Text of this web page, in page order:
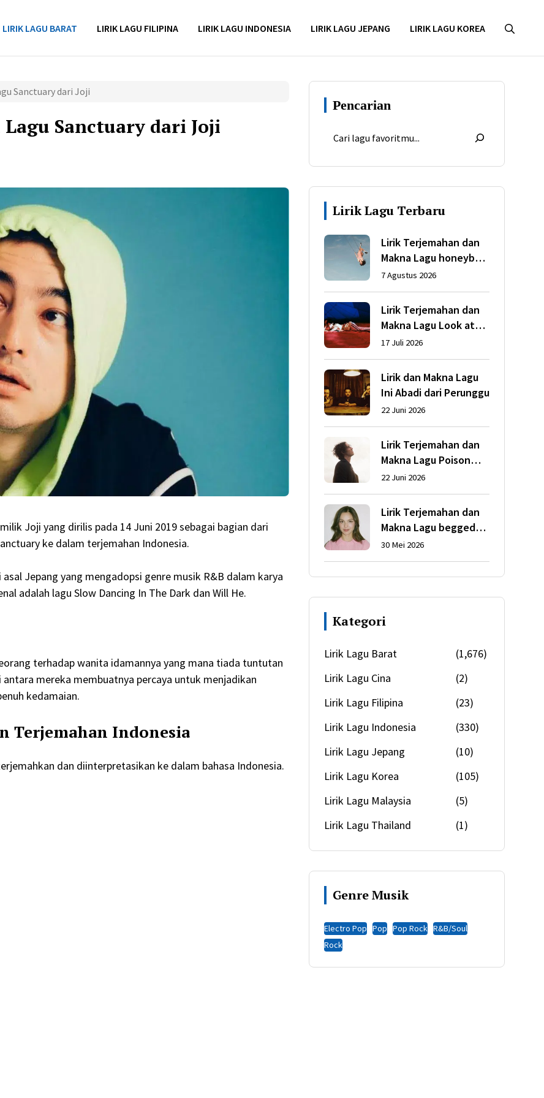
LIRIK LAGU BARAT LIRIK LAGU FILIPINA LIRIK LAGU INDONESIA LIRIK LAGU JEPANG LIRIK LAGU KOREA
Sanctuary dari Joji
Sanctuary dari Joji
Joji yang dirilis pada 14 Juni 2019 sebagai bagian dari
ke dalam terjemahan Indonesia.
Jepang yang mengadopsi genre musik R&B dalam karya
adalah lagu Slow Dancing In The Dark dan Will He.
terhadap wanita idamannya yang mana tiada tuntutan
mereka membuatnya percaya untuk menjadikan
kedamaian.
Terjemahan Indonesia
dan diinterpretasikan ke dalam bahasa Indonesia.
Pencarian
Lirik Lagu Terbaru
Lirik Terjemahan dan
Makna Lagu honeybee
dari Olivia Rodrigo
7 Agustus 2026
Lirik Terjemahan dan
Makna Lagu Look at
My Life dari Gracie
Abrams
17 Juli 2026
Lirik dan Makna Lagu
Ini Abadi dari Perunggu
22 Juni 2026
Lirik Terjemahan dan
Makna Lagu Poison
dari Dean Lewis
22 Juni 2026
Lirik Terjemahan dan
Makna Lagu begged
dari Olivia Rodrigo
30 Mei 2026
Kategori
Lirik Lagu Barat
(1,676)
Lirik Lagu Cina
(2)
Lirik Lagu Filipina
(23)
Lirik Lagu Indonesia
(330)
Lirik Lagu Jepang
(10)
Lirik Lagu Korea
(105)
Lirik Lagu Malaysia
(5)
Lirik Lagu Thailand
(1)
Genre Musik
Electro Pop Pop Pop Rock R&B/Soul
Rock